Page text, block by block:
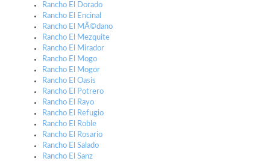
Rancho El Dorado
Rancho El Encinal
Rancho El MÃ©dano
Rancho El Mezquite
Rancho El Mirador
Rancho El Mogo
Rancho El Mogor
Rancho El Oasis
Rancho El Potrero
Rancho El Rayo
Rancho El Refugio
Rancho El Roble
Rancho El Rosario
Rancho El Salado
Rancho El Sanz